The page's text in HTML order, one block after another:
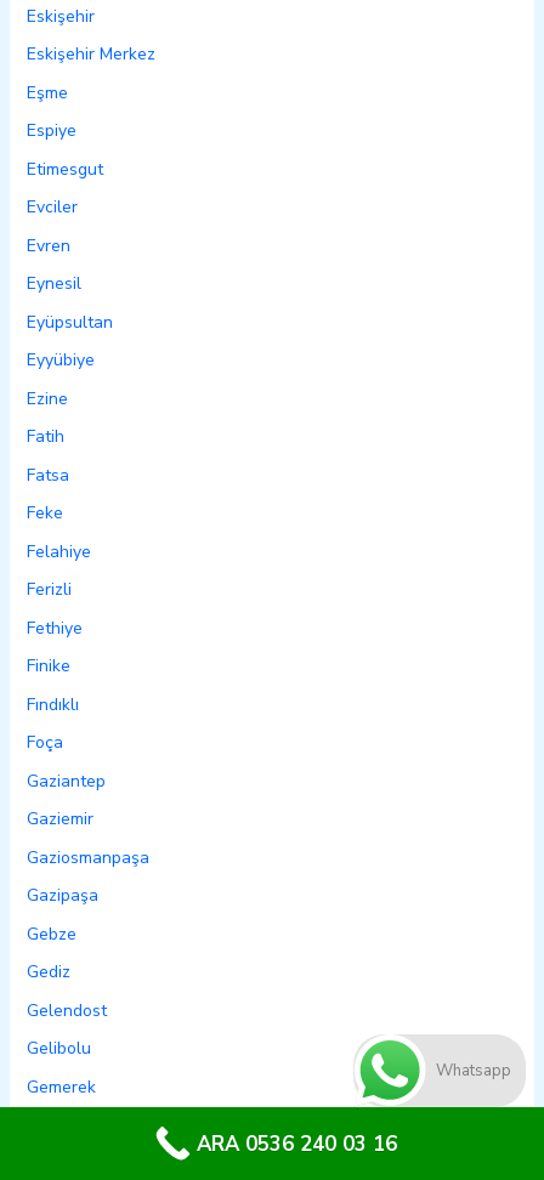
Eskişehir
Eskişehir Merkez
Eşme
Espiye
Etimesgut
Evciler
Evren
Eynesil
Eyüpsultan
Eyyübiye
Ezine
Fatih
Fatsa
Feke
Felahiye
Ferizli
Fethiye
Finike
Fındıklı
Foça
Gaziantep
Gaziemir
Gaziosmanpaşa
Gazipaşa
Gebze
Gediz
Gelendost
Gelibolu
Gemerek
Whatsapp
ARA 0536 240 03 16